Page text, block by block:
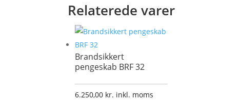
Relaterede varer
Brandsikkert
pengeskab BRF 32
6.250,00 kr. inkl. moms